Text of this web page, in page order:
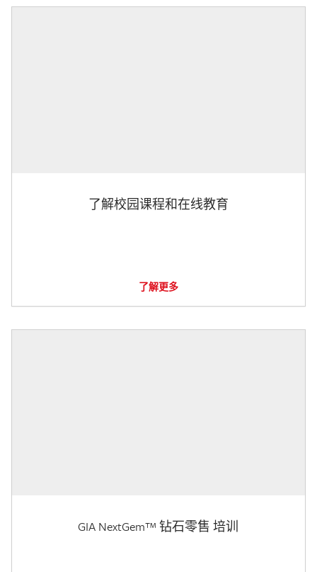
了解校园课程和在线教育
了解更多
GIA NextGem™ 钻石零售 培训